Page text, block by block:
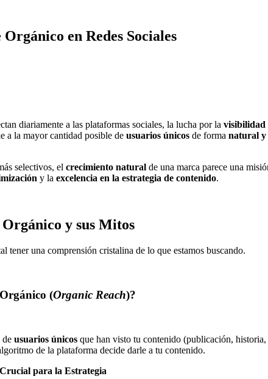
en Redes Sociales
diariamente a las plataformas sociales, la lucha por la visibilidad
a la mayor cantidad posible de usuarios únicos de forma natural y
selectivos, el crecimiento natural de una marca parece una
y la excelencia en la estrategia de contenido.
y sus Mitos
tener una comprensión cristalina de lo que estamos buscando.
(Organic Reach)?
de usuarios únicos que han visto tu contenido (publicación,
de la plataforma decide darle a tu contenido.
para la Estrategia